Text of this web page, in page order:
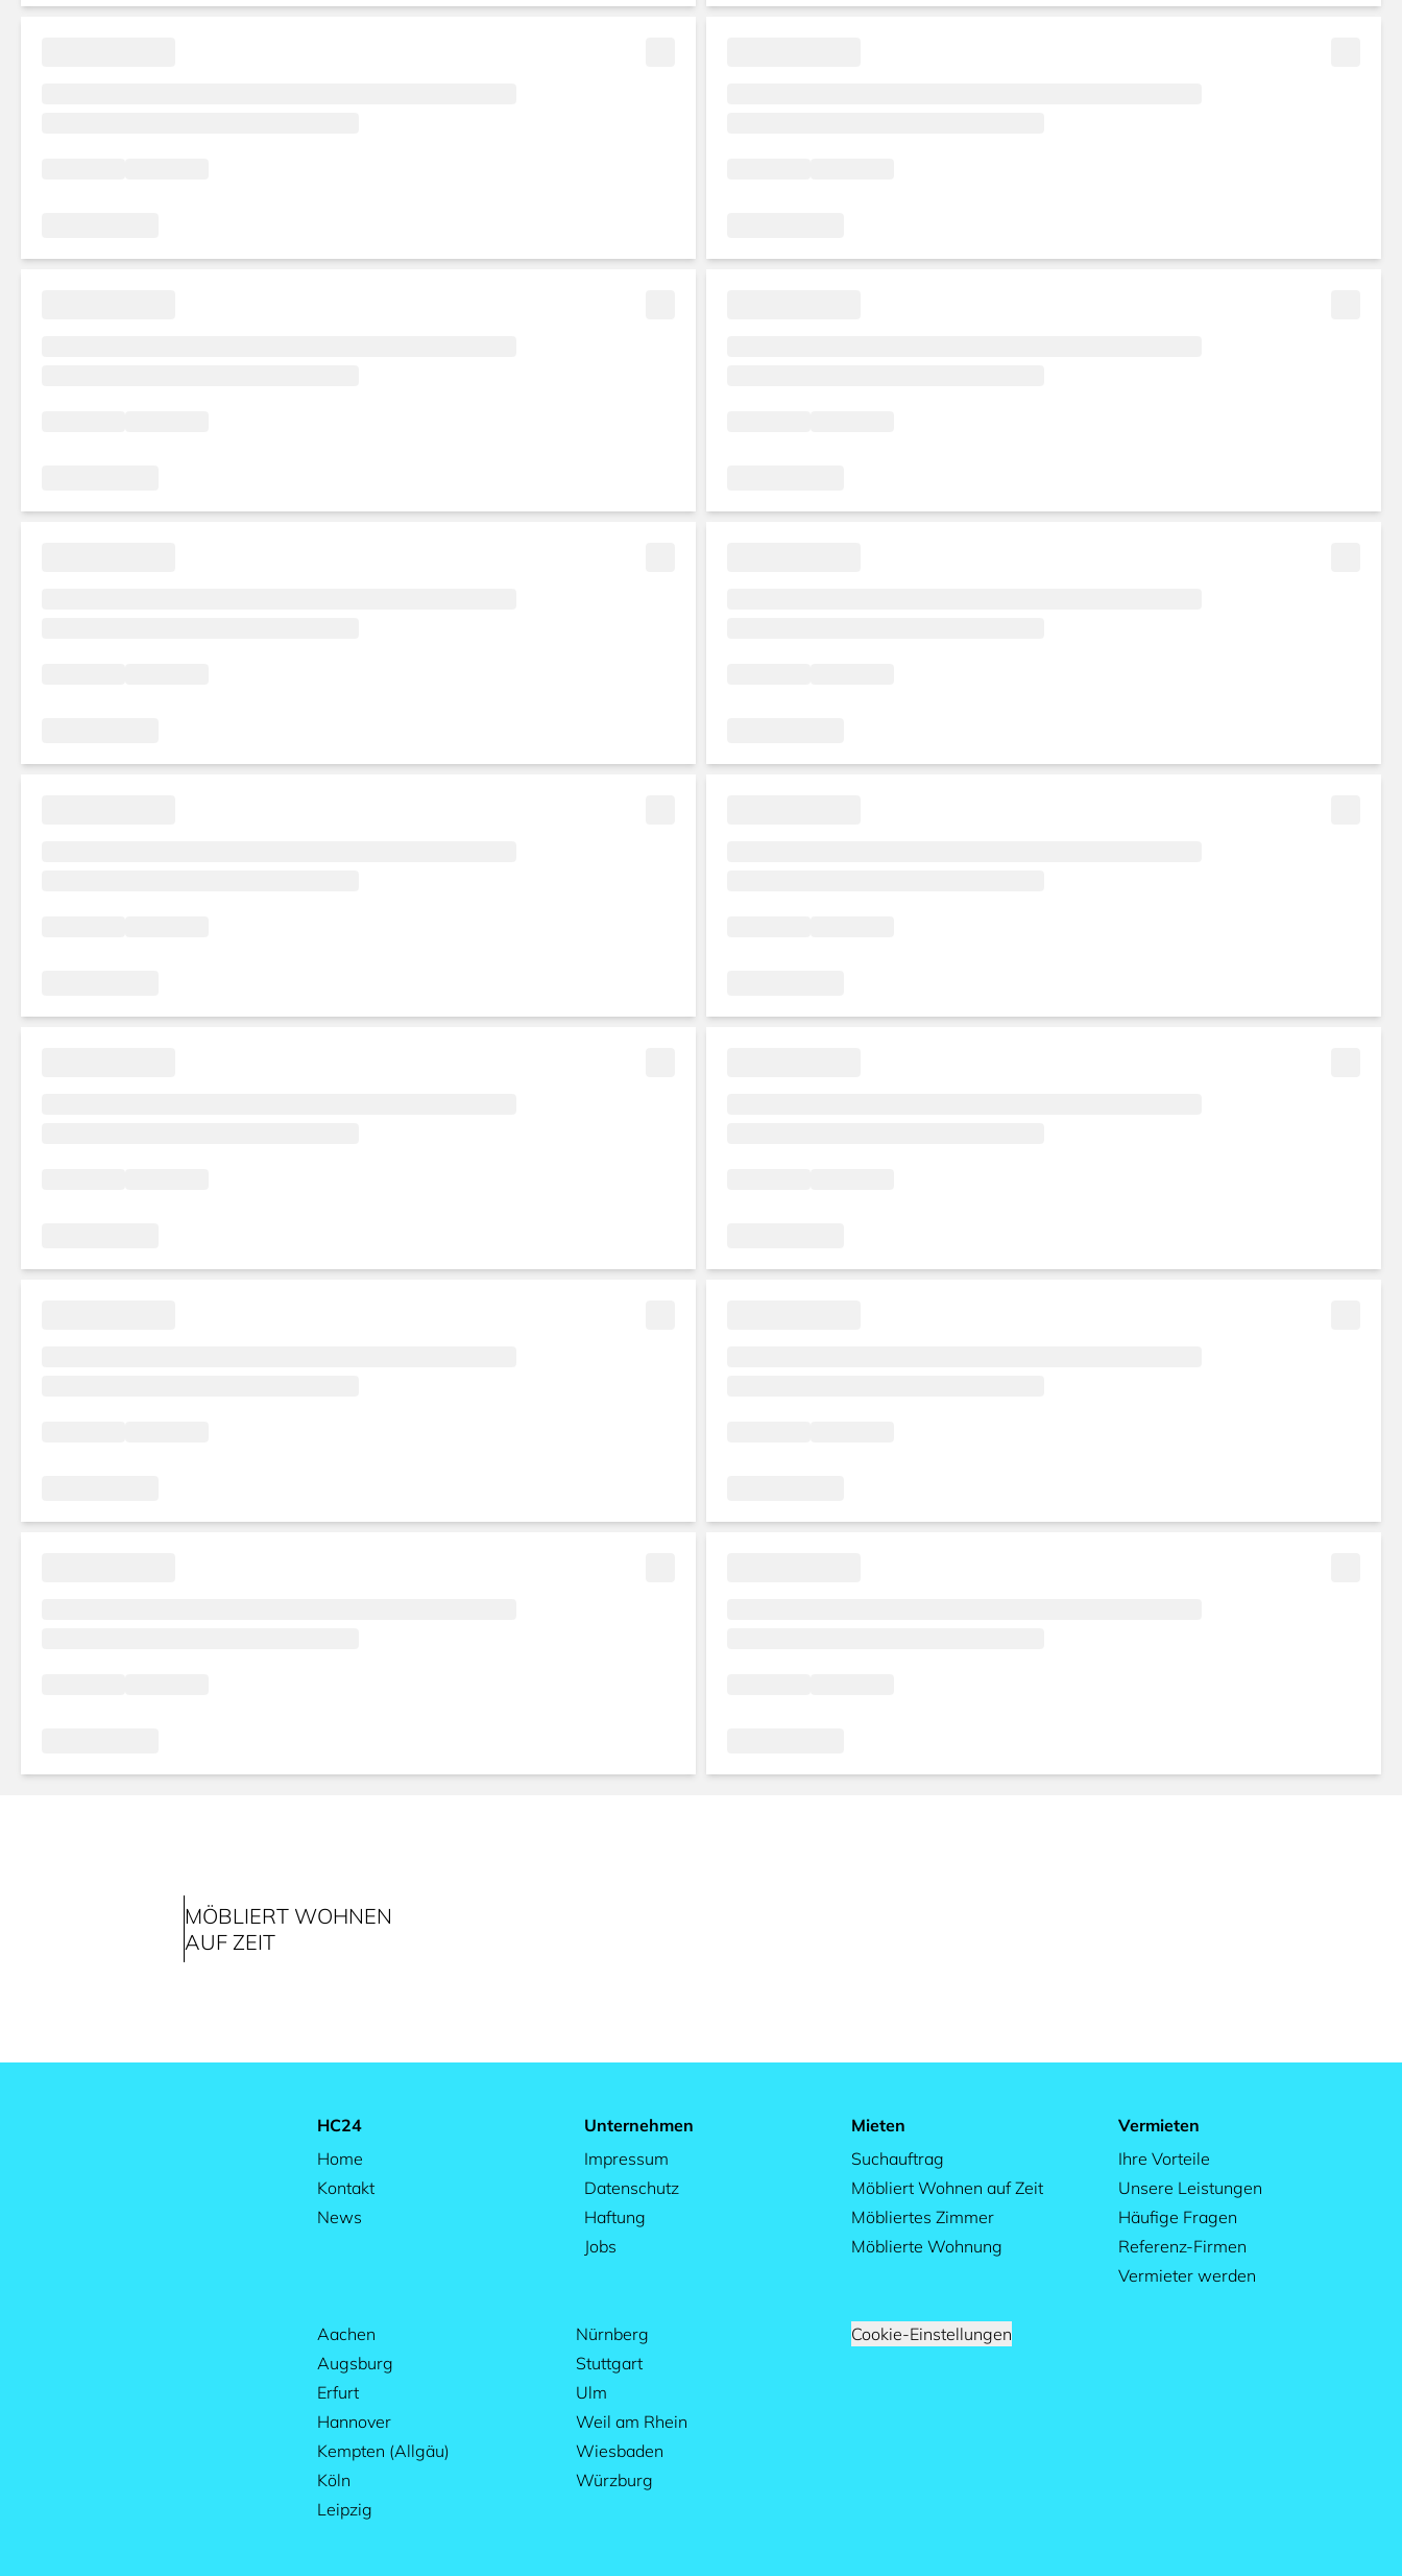
MÖBLIERT WOHNEN
AUF ZEIT
HC24
Home
Kontakt
News
Unternehmen
Impressum
Datenschutz
Haftung
Jobs
Mieten
Suchauftrag
Möbliert Wohnen auf Zeit
Möbliertes Zimmer
Möblierte Wohnung
Vermieten
Ihre Vorteile
Unsere Leistungen
Häufige Fragen
Referenz-Firmen
Vermieter werden
Aachen
Augsburg
Erfurt
Hannover
Kempten (Allgäu)
Köln
Leipzig
Nürnberg
Stuttgart
Ulm
Weil am Rhein
Wiesbaden
Würzburg
Cookie-Einstellungen